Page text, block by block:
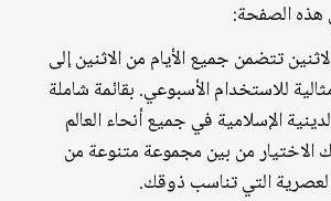
الصفحة:
تتضمن جميع الأيام من الاثنين إلى
للاستخدام الأسبوعي. بقائمة شاملة
الإسلامية في جميع أنحاء العالم
ويمكنك الاختيار من بين مجموعة متنوعة من
التي تناسب ذوقك.